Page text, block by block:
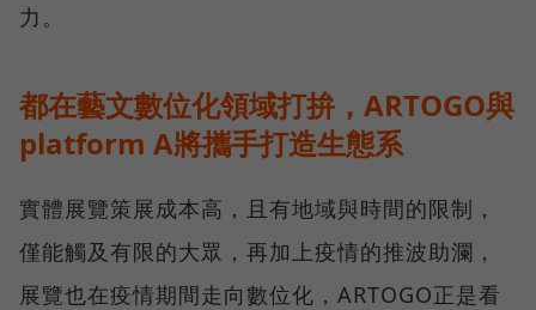
力。
都在藝文數位化領域打拚，ARTOGO與
platform A將攜手打造生態系
實體展覽策展成本高，且有地域與時間的限制，
僅能觸及有限的大眾，再加上疫情的推波助瀾，
展覽也在疫情期間走向數位化，ARTOGO正是看